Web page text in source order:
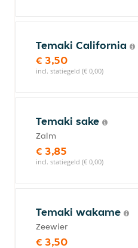
Temaki California
€ 3,50
incl. statiegeld (€ 0,00)
Temaki sake
Zalm
€ 3,85
incl. statiegeld (€ 0,00)
Temaki wakame
Zeewier
€ 3,50